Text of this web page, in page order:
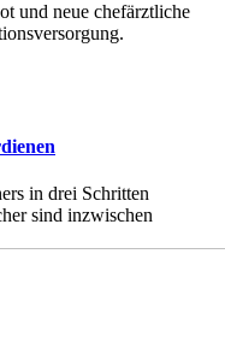
und neue chefärztliche
in drei Schritten
sind inzwischen